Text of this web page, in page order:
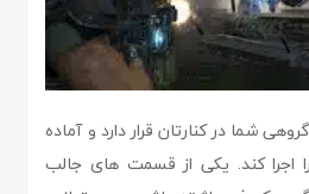
شما در کنارتان قرار دارد و آماده
کند. یکی از قسمت های جالب